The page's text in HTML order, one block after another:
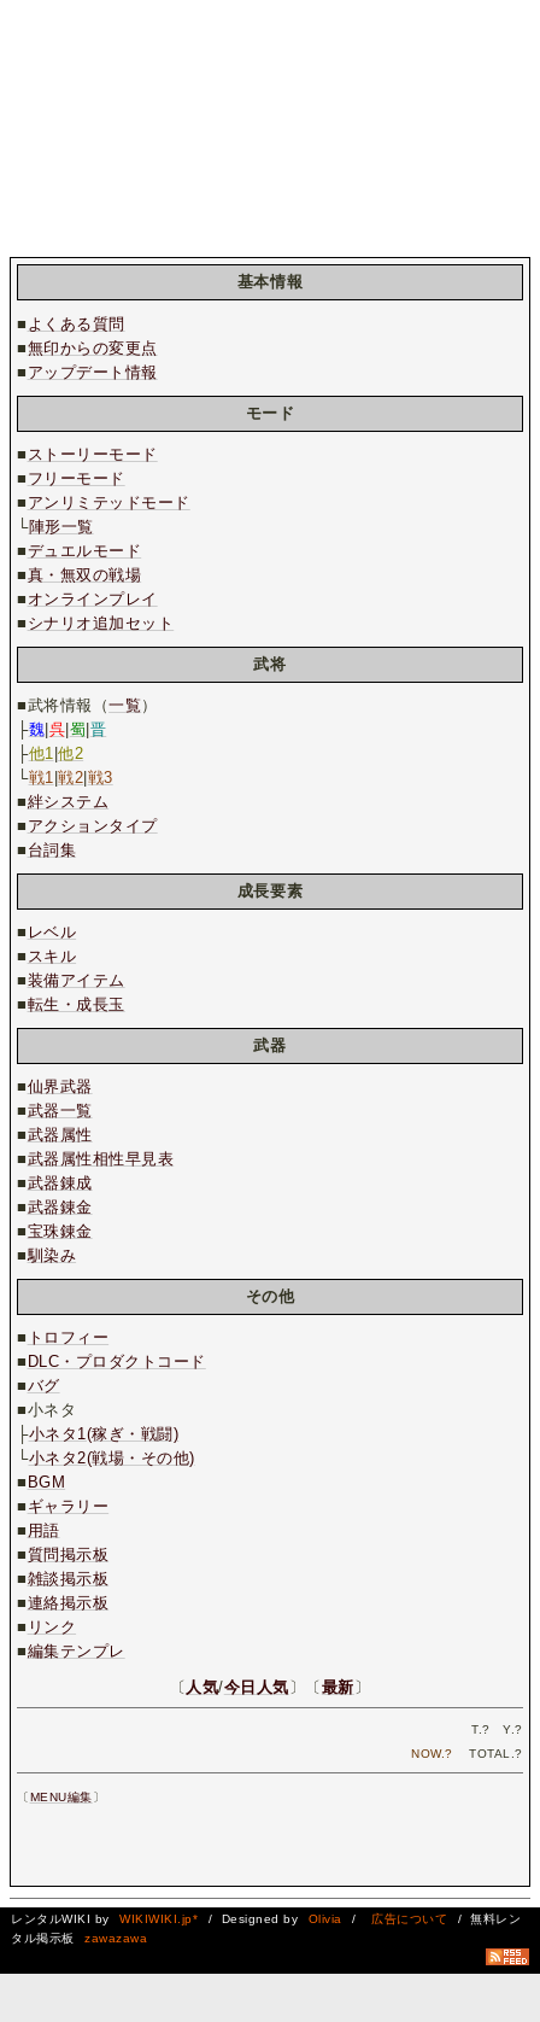
基本情報
■ よくある質問
■無印からの変更点
■ アップデート情報
モード
■ ストーリーモード
■ フリーモード
■ アンリミテッドモード
└陣形一覧
■デュエルモード
■真・無双の戦場
■ オンラインプレイ
■ シナリオ追加セット
武将
■武将情報（一覧 ）
├魏 呉 蜀 晋
├他1 |他2
└戦1 |戦2 戦3
■絆システム
■ アクションタイプ
■ 台詞集
成長要素
■ レベル
■ スキル
■装備アイテム
■転生・成長玉
武器
■仙界武器
■武器一覧
■武器属性
■武器属性相性早見表
■武器錬成
■武器錬金
■宝珠錬金
■馴染み
その他
■ トロフィー
■ DLC・プロダクトコード
■バグ
■小ネタ
├小ネタ1(稼ぎ・戦闘)
└小ネタ2(戦場・その他)
■ BGM
■ ギャラリー
■ 用語
■質問掲示板
■雑談掲示板
■連絡掲示板
■ リンク
■編集テンプレ
〔 人気/今日人気〕〔最新〕
T.? Y.?
NOW.? TOTAL.?
〔MENU編集〕
レンタルWIKI by WIKIWIKI.jp* / Designed by Olivia / 広告について
/ 無料レン
タル掲示板
zawazawa